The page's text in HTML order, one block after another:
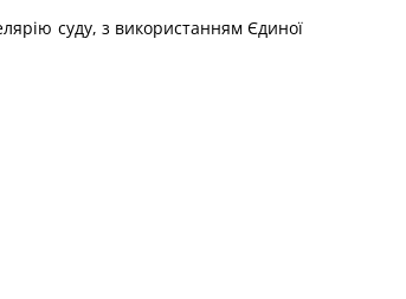
суду, з використанням Єдиної